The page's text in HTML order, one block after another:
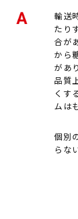
輸送
たり
合が
から
があ
品質
くす
ムは
個別
らな